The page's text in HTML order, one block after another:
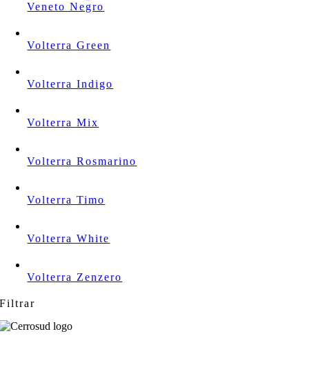
Veneto Negro
Volterra Green
Volterra Indigo
Volterra Mix
Volterra Rosmarino
Volterra Timo
Volterra White
Volterra Zenzero
Filtrar